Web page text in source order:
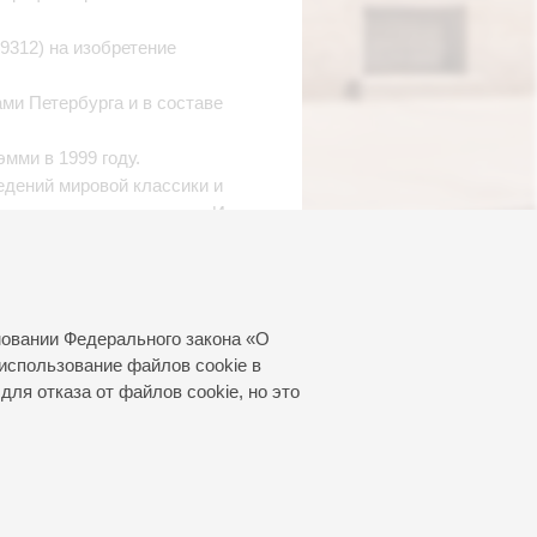
Федерального закона «О
файлов cookie в
отказа от файлов cookie, но это
на изобретение
Петербурга и в составе
в 1999 году.
мировой классики и
виолончельных сюит И.-
искусства в
Федерации и
в Стране Чудес».
festival international